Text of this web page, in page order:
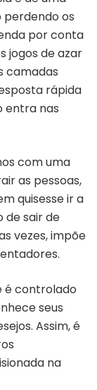
perdendo os
por conta
jogos de azar
camadas
rápida
entra nas
com uma
as pessoas,
quisesse ir a
de sair de
vezes, impõe
é controlado
seus
Assim, é
na